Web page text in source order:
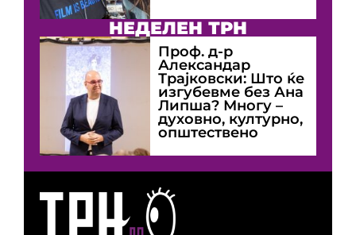
НЕДЕЛЕН ТРН
Проф. д-р
Александар
Трајковски: Што ќе
изгубевме без Ана
Липша? Многу –
духовно, културно,
општествено